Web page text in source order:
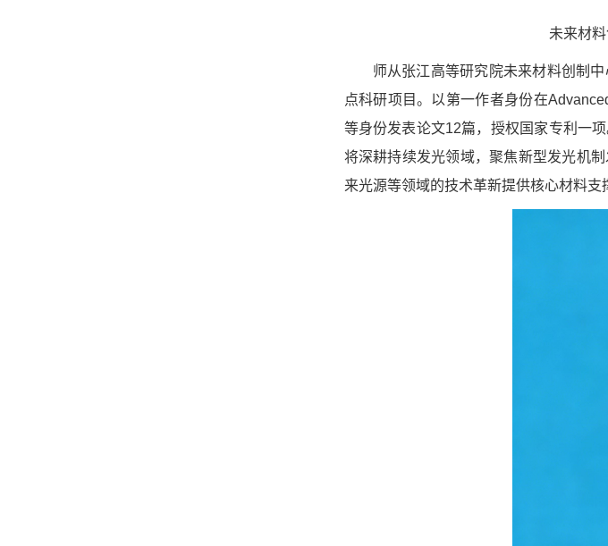
未来材
师从张江高等研究院未来材料创制
点科研项目。以第一作者身份在
等身份发表论文12篇，授权国家专利一
将深耕持续发光领域，聚焦新型发光机
来光源等领域的技术革新提供核心材料支